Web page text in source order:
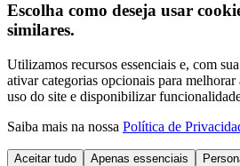
Escolha como deseja usar
similares.
Utilizamos recursos essenciais e, com
ativar categorias opcionais para
uso do site e disponibilizar
Saiba mais na nossa Política de
Aceitar tudo Apenas essenciais